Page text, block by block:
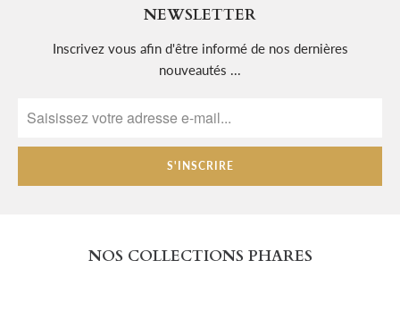
NEWSLETTER
Inscrivez vous afin d'être informé de nos dernières
nouveautés ...
NOS COLLECTIONS PHARES